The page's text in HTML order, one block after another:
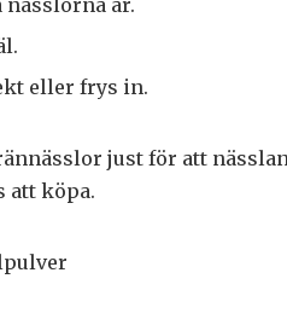
nässlorna är.
eller frys in.
just för att
att köpa.